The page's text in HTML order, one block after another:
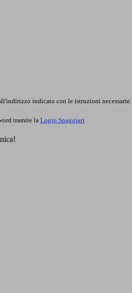
indicato con le istruzioni necessarie.
tramite la Login Spaggiari